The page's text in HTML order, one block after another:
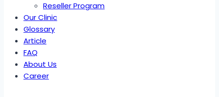
Reseller Program
Our Clinic
Glossary
Article
FAQ
About Us
Career